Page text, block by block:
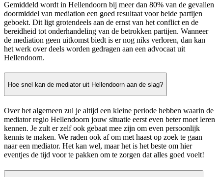
Gemiddeld wordt in Hellendoorn bij meer dan 80% van de gevallen
doormiddel van mediation een goed resultaat voor beide partijen
geboekt. Dit ligt grotendeels aan de ernst van het conflict en de
bereidheid tot onderhandeling van de betrokken partijen. Wanneer
de mediation geen uitkomst biedt is er nog niks verloren, dan kan
het werk over deels worden gedragen aan een advocaat uit
Hellendoorn.
Hoe snel kan de mediator uit Hellendoorn aan de slag?
Over het algemeen zul je altijd een kleine periode hebben waarin de
mediator regio Hellendoorn jouw situatie eerst even beter moet leren
kennen. Je zult er zelf ook gebaat mee zijn om even persoonlijk
kennis te maken. We raden ook af om met haast op zoek te gaan
naar een mediator. Het kan wel, maar het is het beste om hier
eventjes de tijd voor te pakken om te zorgen dat alles goed voelt!